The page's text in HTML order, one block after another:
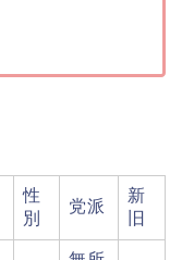
性
別
党派
新
旧